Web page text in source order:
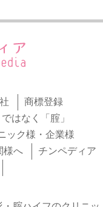
商標登録
はなく「腟」
ック様・企業様
様へ
チンペディア